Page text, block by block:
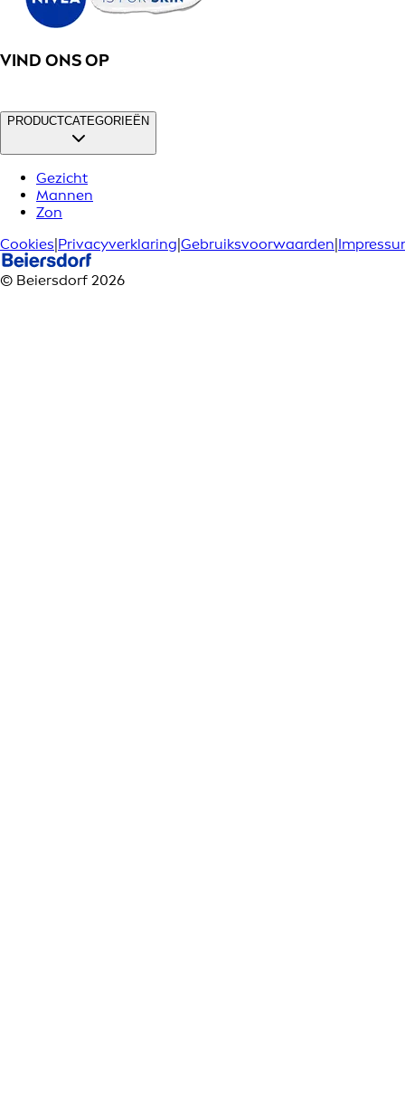
VIND ONS OP
PRODUCTCATEGORIEËN
Gezicht
Mannen
Zon
Cookies|Privacyverklaring|Gebruiksvoorwaarden|
© Beiersdorf 2026